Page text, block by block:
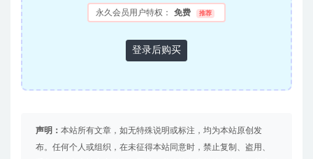
永久会员用户特权： 免费 推荐
登录后购买
声明： 本站所有文章，如无特殊说明或标注，均为本站原创发
布。任何个人或组织，在未征得本站同意时，禁止复制、盗用、